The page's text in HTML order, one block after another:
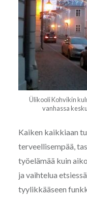
Ülikooli Kohvikin
vanhassa
Kaiken kaikkiaan
terveellisempää,
työelämää kuin
ja vaihtelua
tyylikkääseen